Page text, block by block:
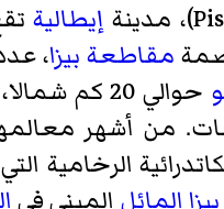
)، مدينة إيطالية
مقاطعة بيزا، عدد
حوالي 20 كم شمالا، تشتهر بوجود
من أشهر
المائل المبني في